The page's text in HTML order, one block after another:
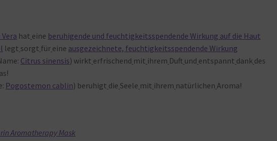
hat eine beruhigende und feuchtigkeitsspendende Wirkung auf die Haut
legt sorgt für eine ausgezeichnete, feuchtigkeitsspendende Wirkung
Citrus sinensis) wirkt erfrischend mit ihrem Duft und entspannt dank des
Pogostemon cablin) beruhigt die Seele mit ihrem natürlichen Aroma!
Aromatherapy Mask